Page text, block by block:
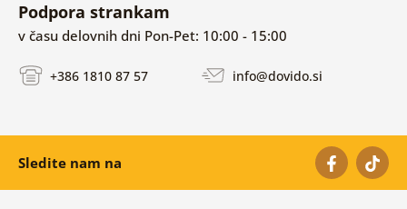
Podpora strankam
v času delovnih dni Pon-Pet: 10:00 - 15:00
+386 1810 87 57 info@dovido.si
Sledite nam na